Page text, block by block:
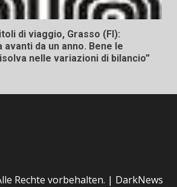
di viaggio, Grasso (FI):
da un anno. Bene le
nelle variazioni di bilancio”
Rechte vorbehalten. | DarkNews